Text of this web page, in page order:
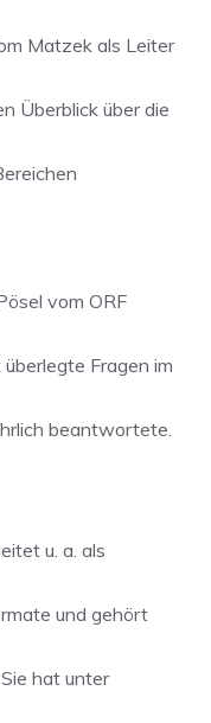
Matzek als Leiter
Überblick über die
vom ORF
Fragen im
beantwortete.
u. a. als
und gehört
hat unter